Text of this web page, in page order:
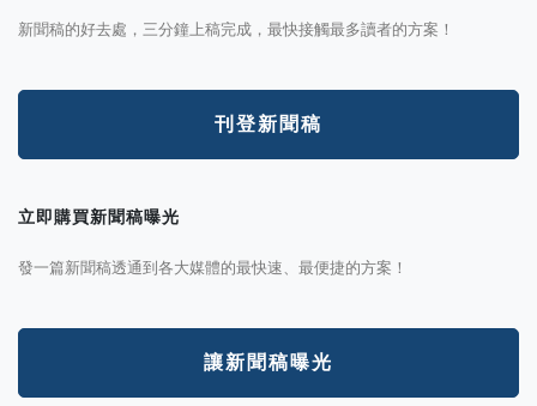
新聞稿的好去處，三分鐘上稿完成，最快接觸最多讀者的方案！
刊登新聞稿
立即購買新聞稿曝光
發一篇新聞稿透通到各大媒體的最快速、最便捷的方案！
讓新聞稿曝光